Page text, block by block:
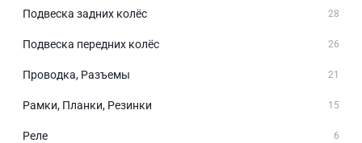
Подвеска задних колёс 28
Подвеска передних колёс 26
Проводка, Разъемы 21
Рамки, Планки, Резинки 15
Реле 6